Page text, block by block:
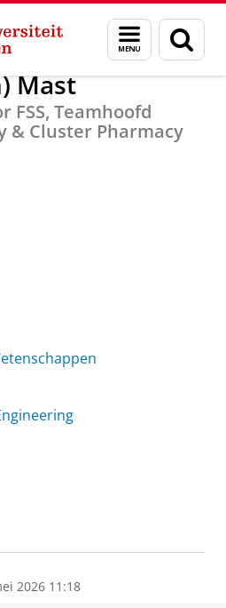
Menu
en
zoeken
C. (Karin) Mast
Mast
FSS, Teamhoofd
& Cluster Pharmacy
2026 11:18